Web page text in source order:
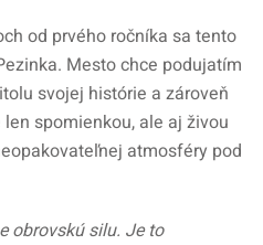
od prvého ročníka sa tento
Mesto chce podujatím
svojej histórie a zároveň
spomienkou, ale aj živou
atmosféry pod
obrovskú silu. Je to